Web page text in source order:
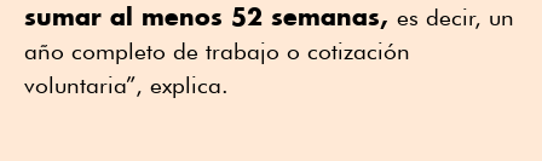
sumar al menos 52 semanas, es decir, un
año completo de trabajo o cotización
voluntaria”, explica.